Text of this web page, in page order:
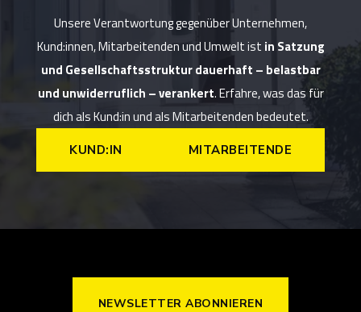
Unsere Verantwortung gegenüber Unternehmen,
Kund:innen, Mitarbeitenden und Umwelt ist in Satzung
und Gesellschaftsstruktur dauerhaft – belastbar
und unwiderruflich – verankert. Erfahre, was das für
dich als Kund:in und als Mitarbeitenden bedeutet.
KUND:IN MITARBEITENDE
NEWSLETTER ABONNIEREN